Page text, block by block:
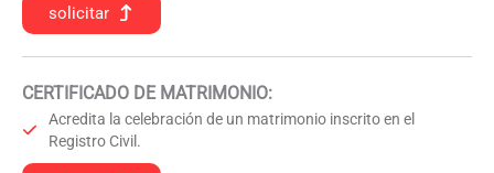
solicitar
CERTIFICADO DE MATRIMONIO:
Acredita la celebración de un matrimonio inscrito en el
Registro Civil.